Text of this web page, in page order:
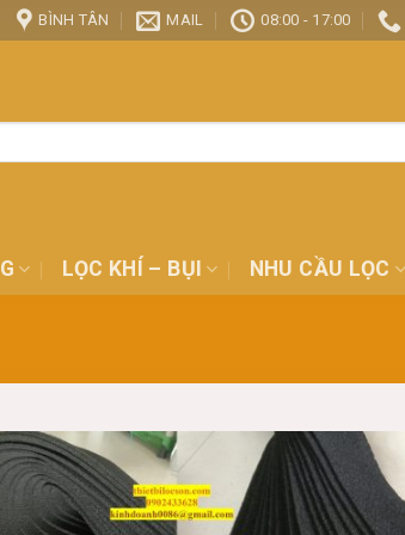
BÌNH TÂN MAIL 08:00 - 17:00
LỌC KHÍ – BỤI NHU CẦU LỌC